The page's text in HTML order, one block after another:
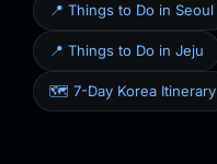
📍 Things to Do in Seoul
📍 Things to Do in Jeju
🗺️ 7-Day Korea Itinerary